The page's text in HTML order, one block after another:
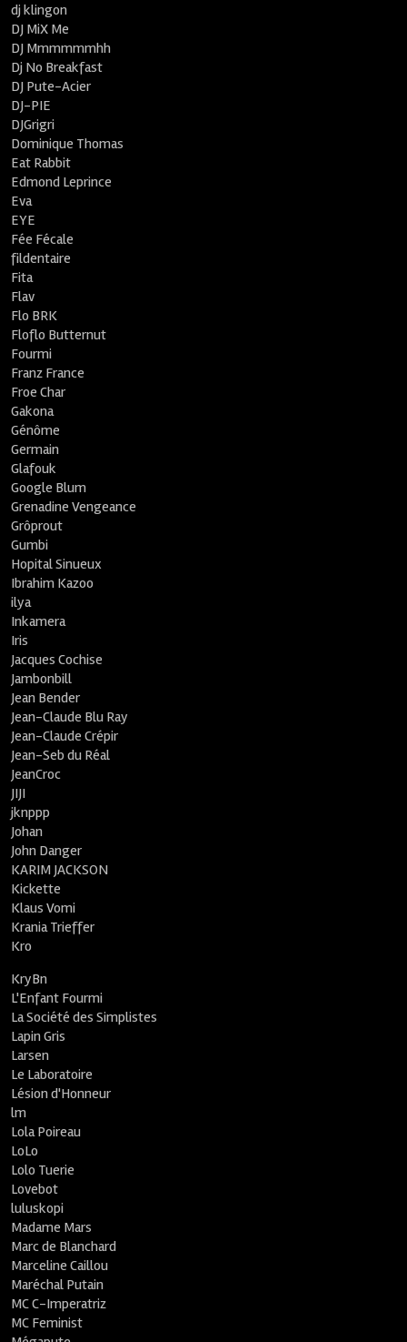
dj klingon
DJ MiX Me
DJ Mmmmmmhh
Dj No Breakfast
DJ Pute-Acier
DJ-PIE
DJGrigri
Dominique Thomas
Eat Rabbit
Edmond Leprince
Eva
EYE
Fée Fécale
fildentaire
Fita
Flav
Flo BRK
Floflo Butternut
Fourmi
Franz France
Froe Char
Gakona
Génôme
Germain
Glafouk
Google Blum
Grenadine Vengeance
Grôprout
Gumbi
Hopital Sinueux
Ibrahim Kazoo
ilya
Inkamera
Iris
Jacques Cochise
Jambonbill
Jean Bender
Jean-Claude Blu Ray
Jean-Claude Crépir
Jean-Seb du Réal
JeanCroc
JIJI
jknppp
Johan
John Danger
KARIM JACKSON
Kickette
Klaus Vomi
Krania Trieffer
Kro
KryBn
L'Enfant Fourmi
La Société des Simplistes
Lapin Gris
Larsen
Le Laboratoire
Lésion d'Honneur
lm
Lola Poireau
LoLo
Lolo Tuerie
Lovebot
luluskopi
Madame Mars
Marc de Blanchard
Marceline Caillou
Maréchal Putain
MC C-Imperatriz
MC Feminist